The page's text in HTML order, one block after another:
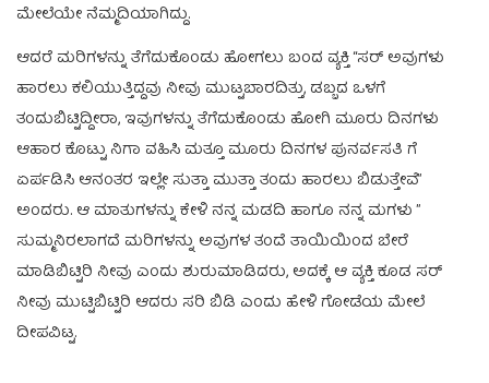
ಮೇಲೆಯೇ ನೆಮ್ಮದಿಯಾಗಿದ್ದು.
ಆದರೆ ಮರಿಗಳನ್ನು ತೆಗೆದುಕೊಂಡು ಹೋಗಲು ಬಂದ ವ್ಯಕ್ತಿ “ಸರ್ ಅವುಗಳು
ಹಾರಲು ಕಲಿಯುತ್ತಿದ್ದವು ನೀವು ಮುಟ್ಟಬಾರದಿತ್ತು, ಡಬ್ಬದ ಒಳಗೆ
ತಂದುಬಿಟ್ಟಿದ್ದೀರಾ, ಇವುಗಳನ್ನು ತೆಗೆದುಕೊಂಡು ಹೋಗಿ ಮೂರು ದಿನಗಳು
ಆಹಾರ ಕೊಟ್ಟು ನಿಗಾ ವಹಿಸಿ ಮತ್ತೂ ಮೂರು ದಿನಗಳ ಪುನರ್ವಸತಿ ಗೆ
ಏರ್ಪಡಿಸಿ ಆನಂತರ ಇಲ್ಲೇ ಸುತ್ತಾ ಮುತ್ತಾ ತಂದು ಹಾರಲು ಬಿಡುತ್ತೇವೆ”
ಅಂದರು. ಆ ಮಾತುಗಳನ್ನು ಕೇಳಿ ನನ್ನ ಮಡದಿ ಹಾಗೂ ನನ್ನ ಮಗಳು ”
ಸುಮ್ಮನಿರಲಾಗದೆ ಮರಿಗಳನ್ನು ಅವುಗಳ ತಂದೆ ತಾಯಿಯಿಂದ ಬೇರೆ
ಮಾಡಿಬಿಟ್ಟಿರಿ ನೀವು ಎಂದು ಶುರುಮಾಡಿದರು, ಅದಕ್ಕೆ ಆ ವ್ಯಕ್ತಿ ಕೂಡ ಸರ್
ನೀವು ಮುಟ್ಟಿಬಿಟ್ಟಿರಿ ಆದರು ಸರಿ ಬಿಡಿ ಎಂದು ಹೇಳಿ ಗೋಡೆಯ ಮೇಲೆ
ದೀಪವಿಟ್ಟ.